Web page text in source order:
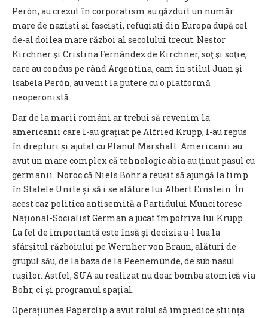
Perón, au crezut în corporatism au găzduit un număr
mare de nazişti şi fascişti, refugiaţi din Europa după cel
de-al doilea mare război al secolului trecut. Nestor
Kirchner şi Cristina Fernández de Kirchner, soţ şi soţie,
care au condus pe rând Argentina, cam în stilul Juan şi
Isabela Perón, au venit la putere cu o platformă
neoperonistă.
Dar de la marii români ar trebui să revenim la
americanii care l-au grațiat pe Alfried Krupp, l-au repus
în drepturi și ajutat cu Planul Marshall. Americanii au
avut un mare complex că tehnologic abia au ținut pasul cu
germanii. Noroc că Niels Bohr a reușit să ajungă la timp
în Statele Unite și să i se alăture lui Albert Einstein. În
acest caz politica antisemită a Partidului Muncitoresc
Național-Socialist German a jucat împotriva lui Krupp.
La fel de importantă este însă și decizia a-l lua la
sfârșitul războiului pe Wernher von Braun, alături de
grupul său, de la baza de la Peenemünde, de sub nasul
rușilor. Astfel, SUA au realizat nu doar bomba atomică via
Bohr, ci și programul spațial.
Operațiunea Paperclip a avut rolul să împiedice știința